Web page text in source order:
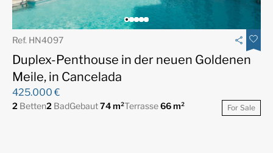
Ref. HN4097
Duplex-Penthouse in der neuen Goldenen
Meile, in Cancelada
425.000 €
2 Betten2 BadGebaut74 m²Terrasse66 m² For Sale